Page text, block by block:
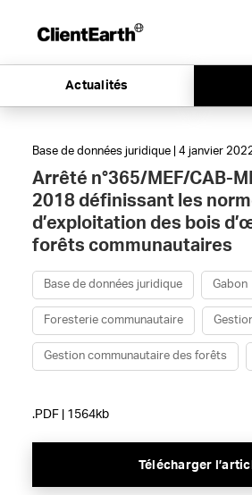
Actualités
Base de données juridique | 4 janvier
Arrêté n°365/MEF/CAB-
2018 définissant les
d’exploitation des bois
forêts communautaires
Base de données juridique Gabon
Foresterie communautaire
Gestion communautaire des forêts
.PDF | 1564kb
Télécharger